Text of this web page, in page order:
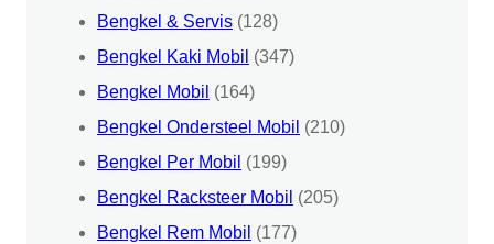
Bengkel & Servis (128)
Bengkel Kaki Mobil (347)
Bengkel Mobil (164)
Bengkel Ondersteel Mobil (210)
Bengkel Per Mobil (199)
Bengkel Racksteer Mobil (205)
Bengkel Rem Mobil (177)